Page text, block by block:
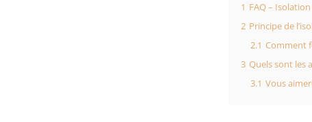
1 FAQ –
2 Principe de
2.1 Comment
3 Quels sont les
3.1 Vous